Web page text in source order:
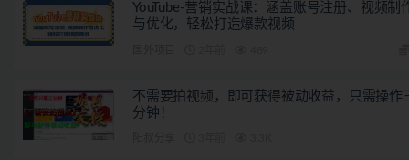
YouTube-营销实战课：涵盖账号注册、视频制
与优化，轻松打造爆款视频
不需要拍视频，即可获得被动收益，只需操作
分钟！